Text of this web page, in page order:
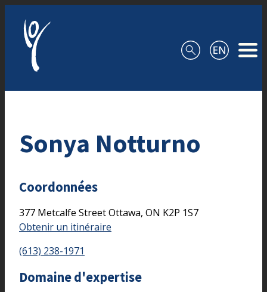
Sonya Notturno
Coordonnées
377 Metcalfe StreetOttawa, ON K2P 1S7
Obtenir un itinéraire
(613) 238-1971
Domaine d'expertise